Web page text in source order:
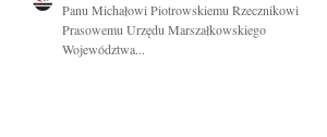
Panu Michałowi Piotrowskiemu Rzecznikowi
Prasowemu Urzędu Marszałkowskiego
Województwa...